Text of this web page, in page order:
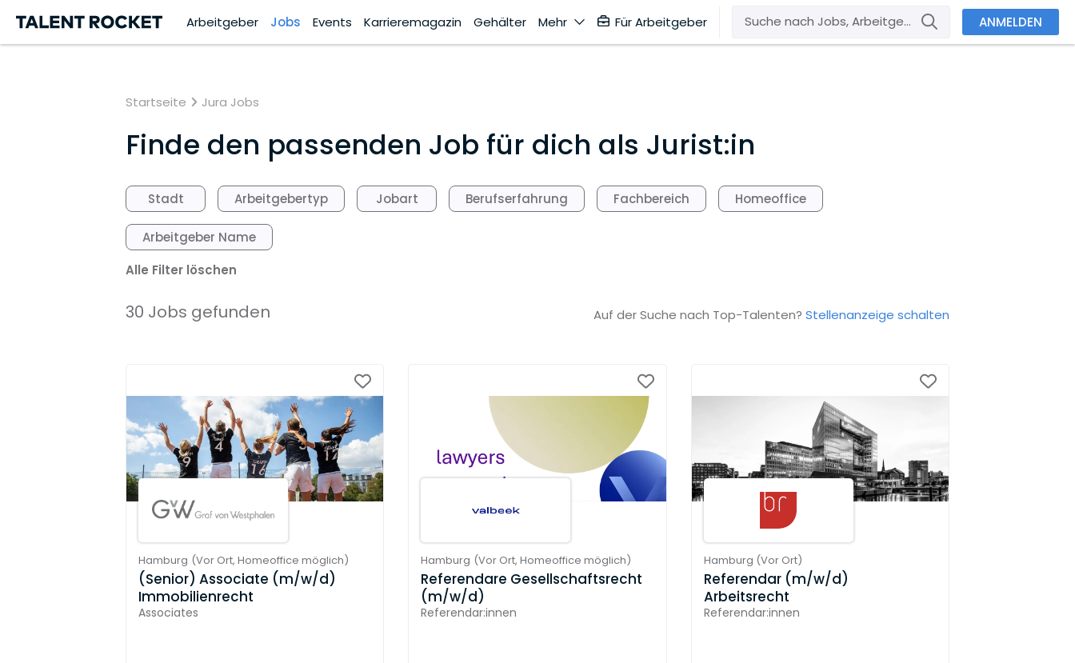
Arbeitgeber Jobs Events Karrieremagazin Gehälter Mehr Für Arbeitgeber ANMELDEN
Startseite Jura Jobs
Finde den passenden Job für dich als Jurist:in
Stadt Arbeitgebertyp Jobart Berufserfahrung Fachbereich Homeoffice
Arbeitgeber Name
Alle Filter löschen
30 Jobs gefunden Auf der Suche nach Top-Talenten? Stellenanzeige schalten
Hamburg (Vor Ort, Homeoffice möglich)
(Senior) Associate (m/w/d)
Immobilienrecht
Associates
Hamburg (Vor Ort,Homeoffice möglich)
Referendare Gesellschaftsrecht
(m/w/d)
Referendar:innen
Hamburg (Vor Ort)
Referendar (m/w/d)
Arbeitsrecht
Referendar:innen